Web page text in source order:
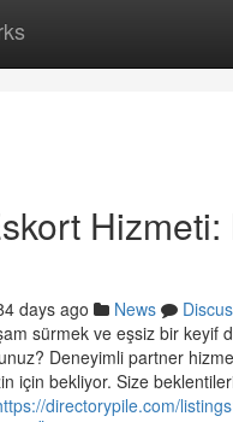
Hizmeti:
days ago News
sürmek ve eşsiz bir keyif
Deneyimli partner
için bekliyor. Size
directorypile.com/